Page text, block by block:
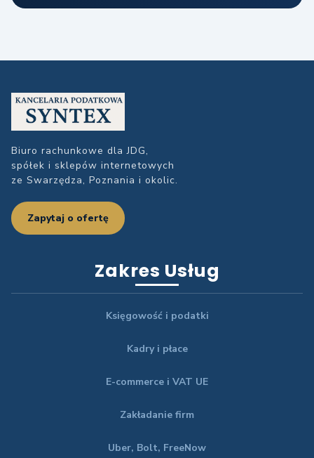
Biuro rachunkowe dla JDG,
spółek i sklepów internetowych
ze Swarzędza, Poznania i okolic.
Zapytaj o ofertę
Zakres Usług
Księgowość i podatki
Kadry i płace
E-commerce i VAT UE
Zakładanie firm
Uber, Bolt, FreeNow